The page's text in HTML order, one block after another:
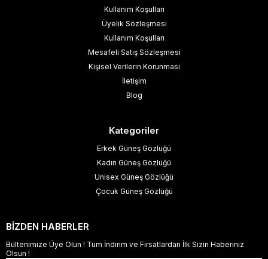
Kullanım Koşulları
Üyelik Sözleşmesi
Kullanım Koşulları
Mesafeli Satış Sözleşmesi
Kişisel Verilerin Korunması
İletişim
Blog
Kategoriler
Erkek Güneş Gözlüğü
Kadın Güneş Gözlüğü
Unisex Güneş Gözlüğü
Çocuk Güneş Gözlüğü
BİZDEN HABERLER
Bültenimize Üye Olun ! Tüm İndirim ve Fırsatlardan İlk Sizin Haberiniz
Olsun !